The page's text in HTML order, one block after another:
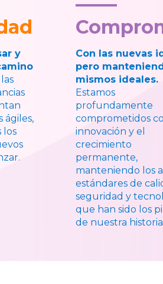
y
ágiles,
los
Con las nuevas
pero
mismos ideales.
Estamos
profundamente
comprometidos
innovación y el
crecimiento
permanente,
manteniendo los
estándares de
seguridad y
que han sido los
de nuestra